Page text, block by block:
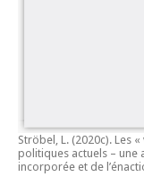
Ströbel, L. (2020c). Les
politiques actuels – une
incorporée et de